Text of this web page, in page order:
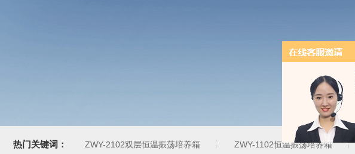
热门关键词： ZWY-2102双层恒温振荡培养箱 ZWY-1102恒温振荡培养箱